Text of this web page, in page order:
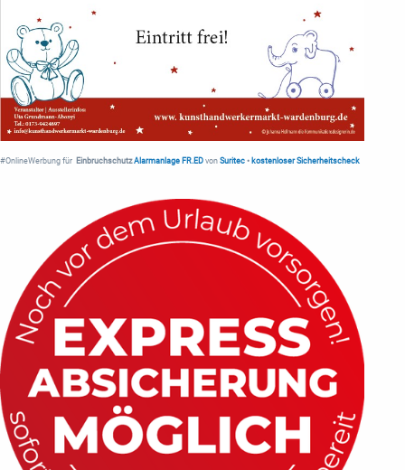
#OnlineWerbung für Einbruchschutz Alarmanlage FR.ED von Suritec • kostenloser Sicherheitscheck